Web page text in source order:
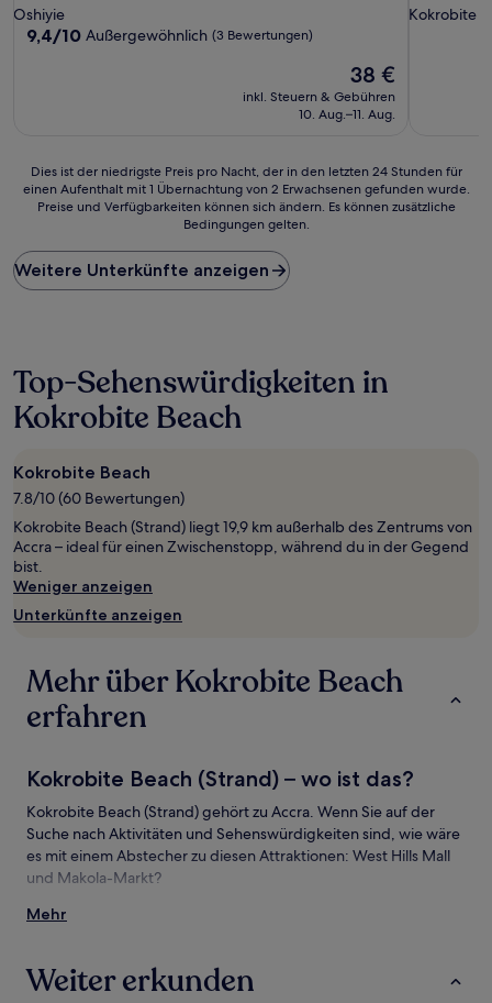
Sterne-
Unterkunft
Oshiyie
9.4
9,4/10 Außergewöhnlich (3 Bewertungen)
Der
Preis
beträgt
38 €
inkl. Steuern & Gebühren
10. Aug.–11. Aug.
Sterne-
Kokrobite
Dies
ist
Preis
pro
Nacht,
letzten
24 Stunden
für
einen
mit
1 Übernachtung
von
2 Erwachsenen
gefunden
wurde.
Preise
und
Verfügbarkeiten
sich
ändern.
können
gelten.
Dies ist der niedrigste Preis pro Nacht, der in den letzten 24 Stunden für
einen Aufenthalt mit 1 Übernachtung von 2 Erwachsenen gefunden wurde.
Preise und Verfügbarkeiten können sich ändern. Es können zusätzliche
Bedingungen gelten.
Weitere Unterkünfte anzeigen
Top-Sehenswürdigkeiten in
Kokrobite Beach
Kokrobite Beach
7.8/10 (60 Bewertungen)
Kokrobite Beach (Strand) liegt 19,9 km außerhalb des Zentrums von
Accra – ideal für einen Zwischenstopp, während du in der Gegend
bist.
Weniger anzeigen
Unterkünfte anzeigen
Mehr über Kokrobite Beach
erfahren
Kokrobite Beach (Strand) – wo ist das?
Kokrobite Beach (Strand) gehört zu Accra. Wenn Sie auf der
Suche nach Aktivitäten und Sehenswürdigkeiten sind, wie wäre
es mit einem Abstecher zu diesen Attraktionen: West Hills Mall
und Makola-Markt?
Sehenswürdigkeiten und Aktivitäten nahe
Aktivitäten nahe Kokrobite Beach (Strand)
Mehr
Weiter erkunden